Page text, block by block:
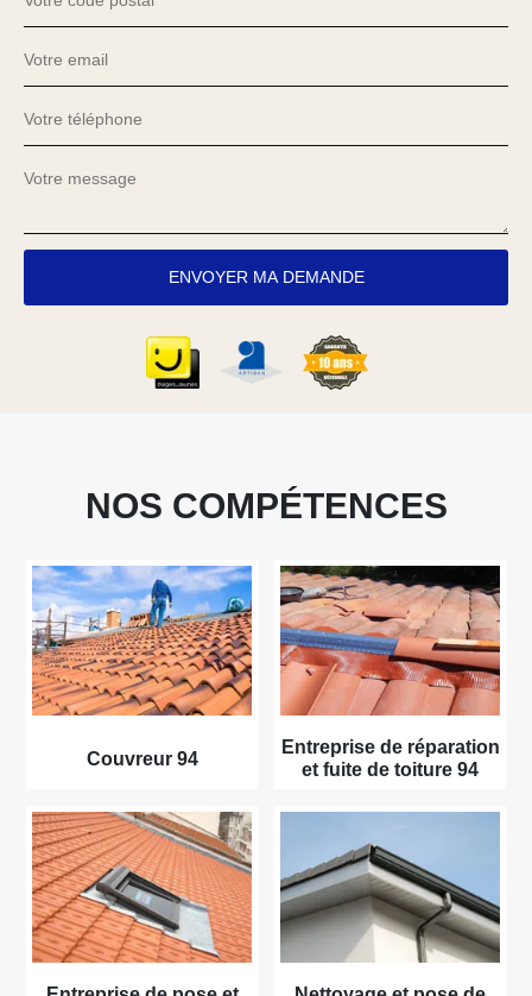
NOS COMPÉTENCES
Couvreur 94
Entreprise de réparation
et fuite de toiture 94